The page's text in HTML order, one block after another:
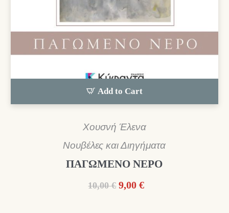
Add to Cart
Χουσνή Έλενα
Νουβέλες και Διηγήματα
ΠΑΓΩΜΕΝΟ ΝΕΡΟ
10,00 € Original
9,00 €Η